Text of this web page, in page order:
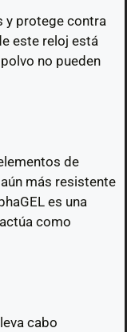
y protege contra
este reloj está
no pueden
de
más resistente
es una
como
cabo